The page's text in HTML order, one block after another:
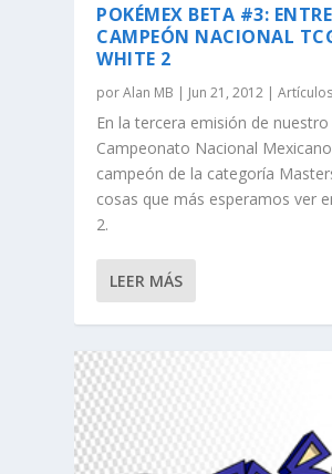
POKÉMEX BETA #3:
CAMPEÓN NACIONAL
WHITE 2
porAlan MB | Jun 21, 2012 |Artículos
En la tercera emisión de
Campeonato Nacional
campeón de la categoría
cosas que más esperamos ver
2.
LEER MÁS